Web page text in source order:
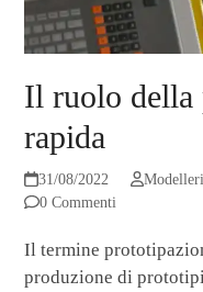
Il ruolo della
rapida
31/08/2022
0 Commenti
Il termine
produzione di